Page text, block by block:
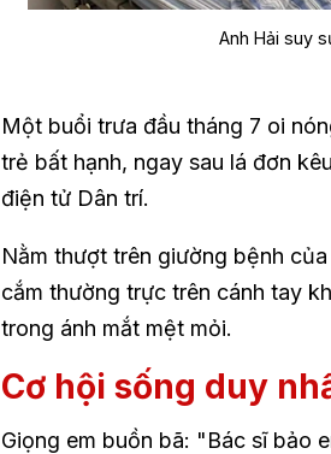
Anh Hải suy
Một buổi trưa đầu tháng 7 oi
trẻ bất hạnh, ngay sau lá đơn
điện tử Dân trí.
Nằm thượt trên giường bệnh
cắm thường trực trên cánh tay
trong ánh mắt mệt mỏi.
Cơ hội sống duy
Giọng em buồn bã: "Bác sĩ bảo